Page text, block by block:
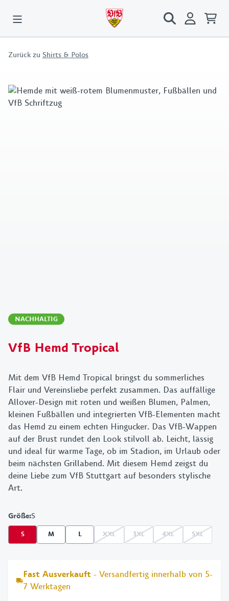
Zurück zu Shirts & Polos
NACHHALTIG
VfB Hemd Tropical
Mit dem VfB Hemd Tropical bringst du sommerliches
Flair und Vereinsliebe perfekt zusammen. Das auffällige
Allover-Design mit roten und weißen Blumen, Palmen,
kleinen Fußbällen und integrierten VfB-Elementen macht
das Hemd zu einem echten Hingucker. Das VfB-Wappen
auf der Brust rundet den Look stilvoll ab. Leicht, lässig
und ideal für warme Tage, ob im Stadion, im Urlaub oder
beim nächsten Grillabend. Mit diesem Hemd zeigst du
deine Liebe zum VfB Stuttgart auf besonders stylische
Art.
Größe:S
S M L XXL 3XL 4XL 5XL
Fast Ausverkauft - Versandfertig innerhalb von 5-
7 Werktagen